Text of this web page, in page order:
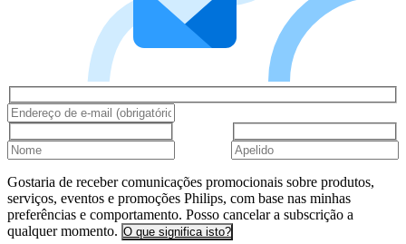
Gostaria de receber comunicações promocionais sobre produtos,
serviços, eventos e promoções Philips, com base nas minhas
preferências e comportamento. Posso cancelar a subscrição a
qualquer momento. O que significa isto?